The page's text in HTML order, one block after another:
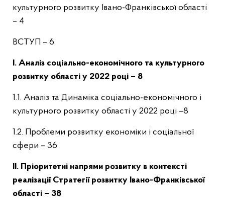
культурного розвитку Івано-Франківської області
– 4
ВСТУП – 6
І. Аналіз соціально-економічного та культурного
розвитку області у 2022 році – 8
1.1. Аналіз та Динаміка соціально-економічного і
культурного розвитку області у 2022 році –8
1.2. Проблеми розвитку економіки і соціальної
сфери – 36
II. Пріоритетні напрями розвитку в контексті
реалізації Стратегії розвитку Івано-Франківської
області – 38